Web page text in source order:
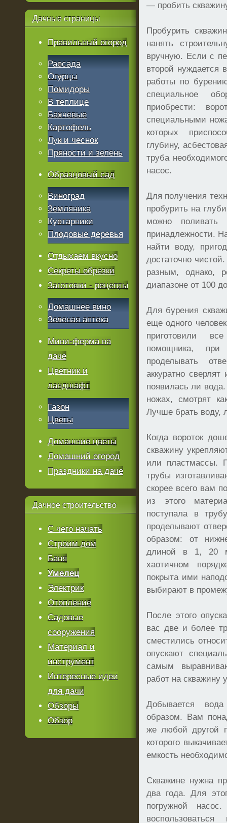
— пробить
Пробурить
нанять
вручную. Если с
второй нуждается
работы по
специальное
приобрести:
специальными
которых
глубину,
труба
насос.
Для получения
пробурить на
можно
принадлежности.
найти воду,
достаточно
разным, однако,
диапазоне от 100
Для бурения
еще одного
приготовили
помощника, при
проделывать
аккуратно
появилась ли
ножах, смотрят
Лучше брать воду,
Когда вороток
скважину
или пластмассы.
трубы
скорее всего вам
из этого
поступала в
проделывают
образом: от
длиной в 1, 20 м
хаотичном
покрыта ими
выбирают в
После этого
вас две и более
сместились
опускают
самым
работ на скважину
Добывается
образом. Вам
же любой другой
которого
емкость
Скважине нужна
два года. Для
погружной
Дачные страницы
Правильный огород
Рассада
Огурцы
Помидоры
В теплице
Бахчевые
Картофель
Лук и чеснок
Пряности и зелень
Образцовый сад
Виноград
Земляника
Кустарники
Плодовые деревья
Отдыхаем вкусно
Секреты обрезки
Заготовки - рецепты
Домашнее вино
Зеленая аптека
Мини-ферма на
даче
Цветник и
ландшафт
Газон
Цветы
Домашние цветы
Домашний огород
Праздники на даче
Дачное строительство
С чего начать
Строим дом
Баня
Умелец
Электрик
Отопление
Садовые
сооружения
Материал и
инструмент
Интересные идеи
для дачи
Обзоры
Обзор